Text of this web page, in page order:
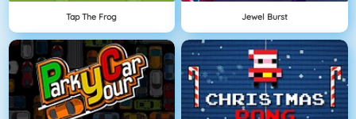
Tap The Frog Jewel Burst